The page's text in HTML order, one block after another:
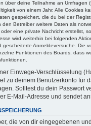
über deine Teilnahme an
von einem Jahr. Alle Cookies
gespeichert, die du bei der
Betreiber weitere Daten als
eine private Nachricht erstellst,
wird weiterhin bei folgenden
gescheiterte Anmeldeversuche. Die
Funktionen des Boards, dass
Einwege-Verschlüsselung
zu deinem Benutzerkonto für
Solltest du dein Passwort
E-Mail-Adresse und sendet
die von dir eingegebenen